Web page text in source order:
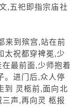
,五祀即指宗庙社
来到殡宫,站在前
太祝都穿裨冕,少
最前面,少师抱着
。进门后,众人停
到 灵柩前,面向北
声,再向灵 柩报